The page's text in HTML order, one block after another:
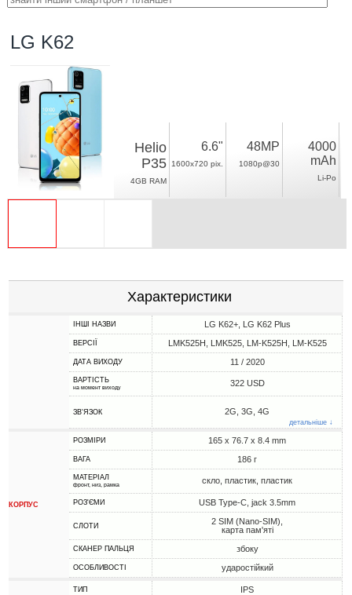
LG K62
Helio
P35
4GB RAM
6.6"
1600x720 pix.
48MP
1080p@30
4000
mAh
Li-Po
Характеристики
ІНШІ НАЗВИ LG K62+, LG K62 Plus
ВЕРСІЇ LMK525H, LMK525, LM-K525H, LM-K525
ДАТА ВИХОДУ 11 / 2020
ВАРТІСТЬ
на момент виходу 322 USD
ЗВ'ЯЗОК 2G, 3G, 4G
детальніше ↓
КОРПУС
РОЗМІРИ 165 x 76.7 x 8.4 mm
ВАГА 186 г
МАТЕРІАЛ
фронт, низ, рамка скло, пластик, пластик
РОЗ'ЄМИ USB Type-C, jack 3.5mm
СЛОТИ
2 SIM (Nano-SIM),
карта пам'яті
СКАНЕР ПАЛЬЦЯ збоку
ОСОБЛИВОСТІ ударостійкий
ТИП IPS